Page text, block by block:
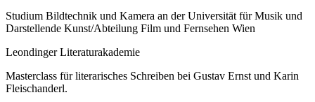
Studium Bildtechnik und Kamera an der Universität für Musik und
Darstellende Kunst/Abteilung Film und Fernsehen Wien
Leondinger Literaturakademie
Masterclass für literarisches Schreiben bei Gustav Ernst und Karin
Fleischanderl.